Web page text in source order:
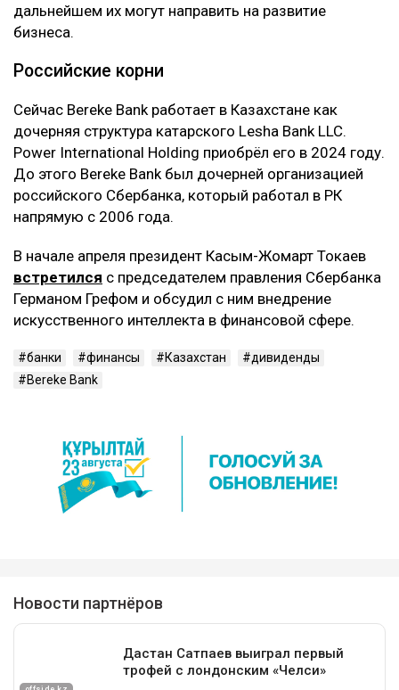
дальнейшем их могут направить на развитие
бизнеса.
Российские корни
Сейчас Bereke Bank работает в Казахстане как
дочерняя структура катарского Lesha Bank LLC.
Power International Holding приобрёл его в 2024 году.
До этого Bereke Bank был дочерней организацией
российского Сбербанка, который работал в РК
напрямую с 2006 года.
В начале апреля президент Касым-Жомарт Токаев
встретился с председателем правления Сбербанка
Германом Грефом и обсудил с ним внедрение
искусственного интеллекта в финансовой сфере.
банки финансы Казахстан
дивиденды
Bereke Bank